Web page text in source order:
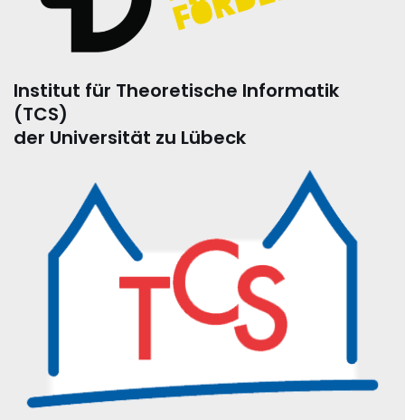
Institut für Theoretische Informatik
(TCS)
der Universität zu Lübeck